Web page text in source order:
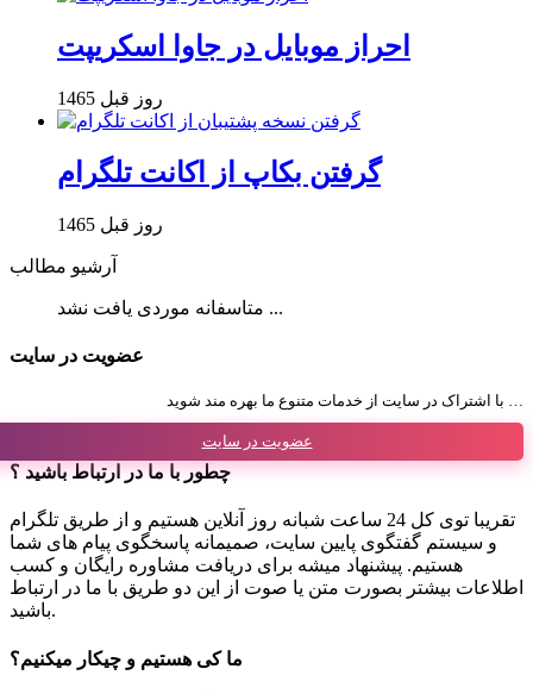
احراز موبایل در جاوا اسکریپت
1465 روز قبل
گرفتن بکاپ از اکانت تلگرام
1465 روز قبل
آرشیو مطالب
متاسفانه موردی یافت نشد ...
عضویت در سایت
با اشتراک در سایت از خدمات متنوع ما بهره مند شوید …
عضویت در سایت
چطور با ما در ارتباط باشید ؟
تقریبا توی کل 24 ساعت شبانه روز آنلاین هستیم و از طریق تلگرام
و سیستم گفتگوی پایین سایت، صمیمانه پاسخگوی پیام های شما
هستیم. پیشنهاد میشه برای دریافت مشاوره رایگان و کسب
اطلاعات بیشتر بصورت متن یا صوت از این دو طریق با ما در ارتباط
باشید.
ما کی هستیم و چیکار میکنیم؟